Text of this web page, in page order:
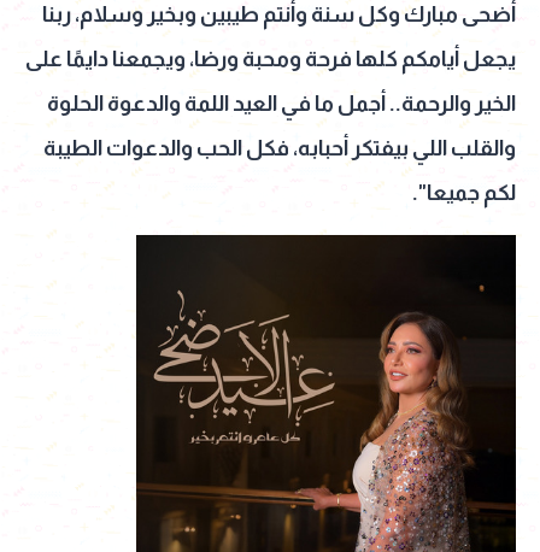
أضحى مبارك وكل سنة وأنتم طيبين وبخير وسلام، ربنا
يجعل أيامكم كلها فرحة ومحبة ورضا، ويجمعنا دايمًا على
الخير والرحمة.. أجمل ما في العيد اللمة والدعوة الحلوة
والقلب اللي بيفتكر أحبابه، فكل الحب والدعوات الطيبة
لكم جميعا".